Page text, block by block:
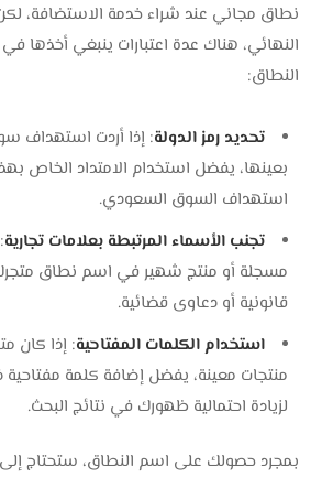
نطاق مجاني عند شراء خدمة الاستضافة، لكن
النهائي، هناك عدة اعتبارات ينبغي أخذها
النطاق:
تحديد رمز الدولة: إذا أردت استهداف
استهداف السوق السعودي.
تجنب الأسماء المرتبطة بعلامات تجارية
مسجلة أو منتج شهير في اسم نطاق
قانونية أو دعاوى قضائية.
استخدام الكلمات المفتاحية: إذا كان
منتجات معينة، يفضل إضافة كلمة
لزيادة احتمالية ظهورك في نتائج البحث.
بمجرد حصولك على اسم النطاق، ستحتاج إلى